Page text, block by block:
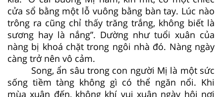
cửa sổ bằng một lỗ vuông bằng bàn tay. Lúc nào
trông ra cũng chỉ thấy trăng trắng, không biết là
sương hay là nắng”. Dường như tuổi xuân của
nàng bị khoá chặt trong ngôi nhà đó. Nàng ngày
càng trở nên vô cảm.
Song, ẩn sâu trong con người Mị là một sức
sống tiềm tàng không gì có thể ngăn nổi. Khi
mùa xuân đến, không khí vui xuân ngày hội nơi